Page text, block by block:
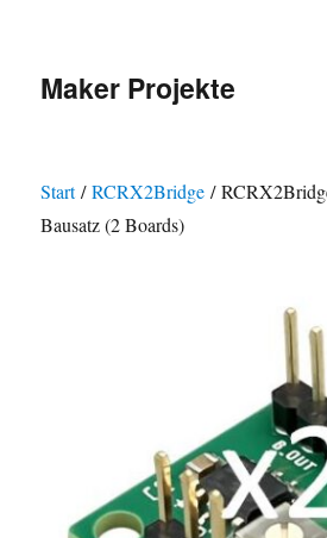
Maker Projekte
Start/RCRX2Bridge /
Bausatz (2 Boards)